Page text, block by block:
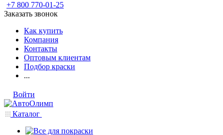
+7 800 770-01-25
Заказать звонок
Как купить
Компания
Контакты
Оптовым клиентам
Подбор краски
...
Войти
Каталог